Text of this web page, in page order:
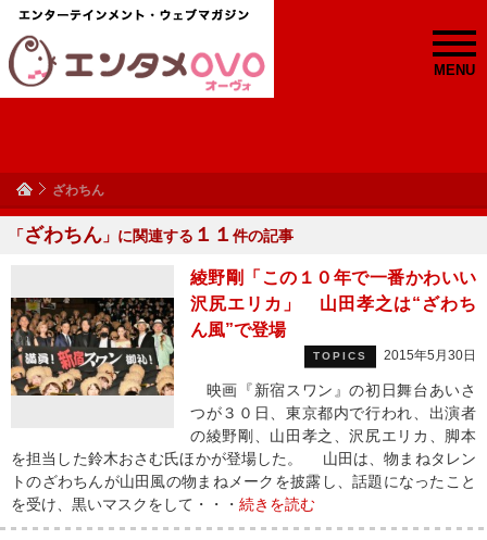
MENU
ざわちん
「ざわちん 」に関連する １１ 件の記事
綾野剛「この１０年で一番かわいい
沢尻エリカ」 山田孝之は“ざわち
ん風”で登場
TOPICS 2015年5月30日
映画『新宿スワン』の初日舞台あいさ
つが３０日、東京都内で行われ、出演者
の綾野剛、山田孝之、沢尻エリカ、脚本
を担当した鈴木おさむ氏ほかが登場した。 山田は、物まねタレン
トのざわちんが山田風の物まねメークを披露し、話題になったこと
を受け、黒いマスクをして・・・ 続きを読む